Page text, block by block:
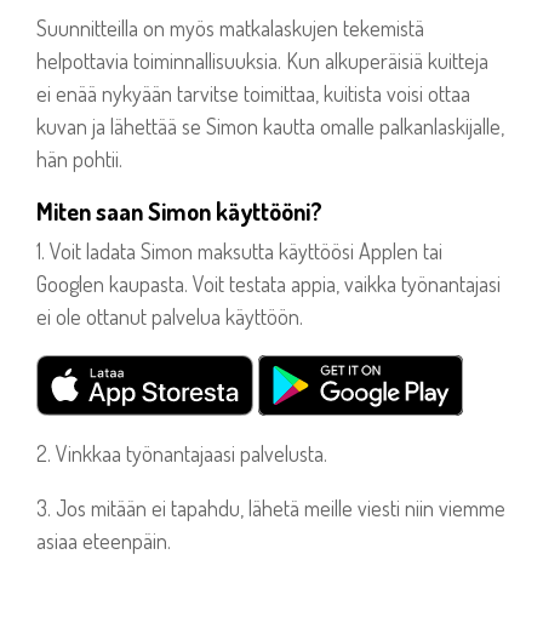
Suunnitteilla on myös matkalaskujen tekemistä
helpottavia toiminnallisuuksia. Kun alkuperäisiä kuitteja
ei enää nykyään tarvitse toimittaa, kuitista voisi ottaa
kuvan ja lähettää se Simon kautta omalle palkanlaskijalle,
hän pohtii.
Miten saan Simon käyttööni?
1. Voit ladata Simon maksutta käyttöösi Applen tai
Googlen kaupasta. Voit testata appia, vaikka työnantajasi
ei ole ottanut palvelua käyttöön.
2. Vinkkaa työnantajaasi palvelusta.
3. Jos mitään ei tapahdu, lähetä meille viesti niin viemme
asiaa eteenpäin.